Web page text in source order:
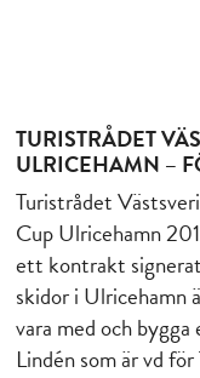
TURISTRÅDET
ULRICEHAMN –
Turistrådet
Cup Ulricehamn
ett kontrakt
skidor i Ulricehamn
vara med och
Lindén som är vd